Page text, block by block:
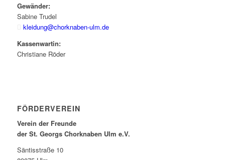
Gewänder:
Sabine Trudel
kleidung@chorknaben-ulm.de
Kassenwartin:
Christiane Röder
FÖRDERVEREIN
Verein der Freunde
der St. Georgs Chorknaben Ulm e.V.
Säntisstraße 10